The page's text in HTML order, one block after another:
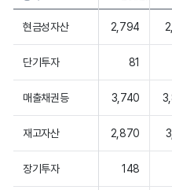
현금성자산 2,794
단기투자 81
매출채권등 3,740
재고자산 2,870
장기투자 148